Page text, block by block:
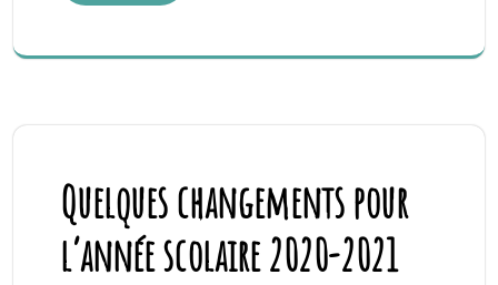
Quelques changements pour
l’année scolaire 2020-2021